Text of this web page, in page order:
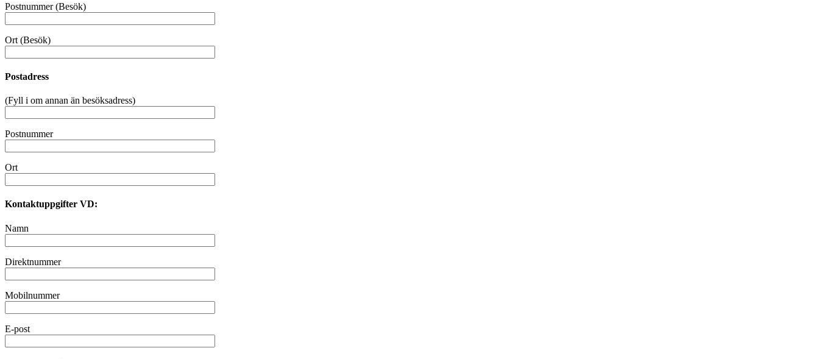
Postnummer (Besök)
Ort (Besök)
Postadress
(Fyll i om annan än besöksadress)
Postnummer
Ort
Kontaktuppgifter VD:
Namn
Direktnummer
Mobilnummer
E-post